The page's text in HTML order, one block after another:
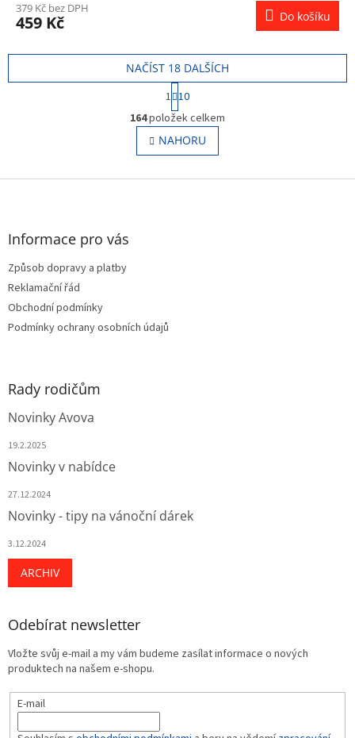
379 Kč bez DPH
459 Kč Do košíku
O
v
l
á
NAČÍST 18 DALŠÍCH
S
t
r
á
n
k
v
1 10
164položek celkem
NAHORU
Z
Informace pro vás
Způsob dopravy a platby
Reklamační řád
Obchodní podmínky
Podmínky ochrany osobních údajů
Rady rodičům
Novinky Avova
19.2.2025
Novinky v nabídce
27.12.2024
Novinky - tipy na vánoční dárek
3.12.2024
ARCHIV
Odebírat newsletter
Vložte svůj e-mail a my vám budeme zasílat informace o nových
produktech na našem e-shopu.
E-mail